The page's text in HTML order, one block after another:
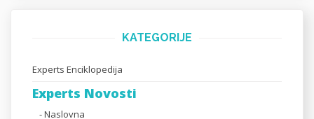
KATEGORIJE
Experts Enciklopedija
Experts Novosti
- Naslovna